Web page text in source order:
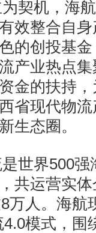
契机，海
效整合自
的创投基
产业热点
金的扶持
省现代物
生态圈。
世界500
共运营实
万人。海航
模式，围